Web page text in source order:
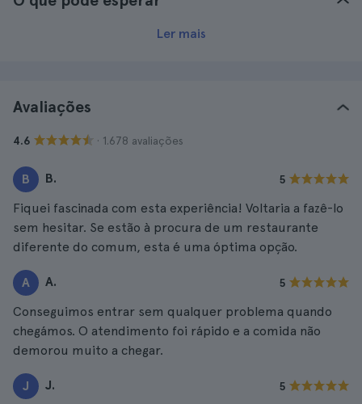
Ler mais
Avaliações
4.6 · 1.678 avaliações
B B. 5
Fiquei fascinada com esta experiência! Voltaria a fazê-lo
sem hesitar. Se estão à procura de um restaurante
diferente do comum, esta é uma óptima opção.
A A. 5
Conseguimos entrar sem qualquer problema quando
chegámos. O atendimento foi rápido e a comida não
demorou muito a chegar.
J J. 5